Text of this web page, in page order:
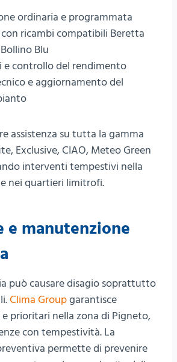
ordinaria e programmata
ricambi compatibili Beretta
Blu
e controllo del rendimento
e aggiornamento del
assistenza su tutta la gamma
Exclusive, CIAO, Meteo Green
interventi tempestivi nella
nei quartieri limitrofi.
e manutenzione
può causare disagio soprattutto
Clima Groupgarantisce
prioritari nella zona di Pigneto,
con tempestività. La
permette di prevenire